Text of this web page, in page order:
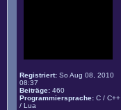
Registriert: So Aug 08, 2010
08:37
Beiträge: 460
Programmiersprache: C / C++
/ Lua